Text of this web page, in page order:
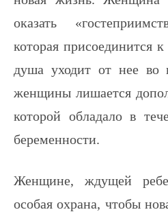
оказать
которая присоединится
душа уходит от нее во
женщины лишается
которой обладало в
беременности.
Женщине, ждущей
особая охрана, чтобы